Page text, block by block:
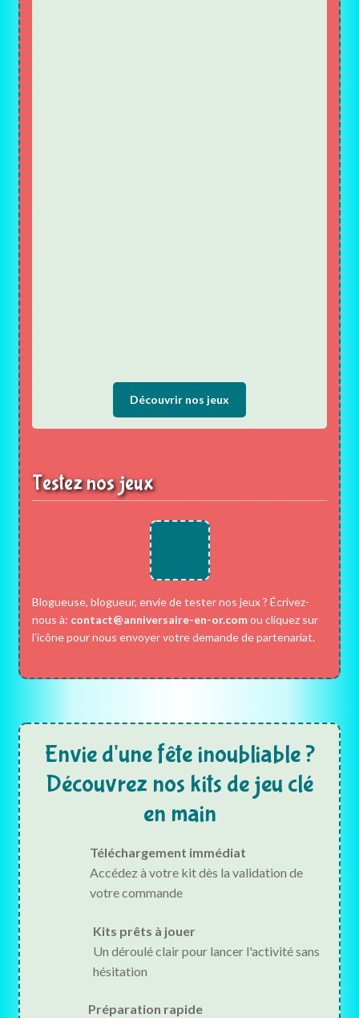
Découvrir nos jeux
Testez nos jeux
Blogueuse, blogueur, envie de tester nos jeux ? Écrivez-
nous à: contact@anniversaire-en-or.comou cliquez sur
l'icône pour nous envoyer votre demande de partenariat.
Envie d'une fête inoubliable ?
Découvrez nos kits de jeu clé
en main
Téléchargement immédiat
Accédez à votre kit dès la validation de
votre commande
Kits prêts à jouer
Un déroulé clair pour lancer l'activité sans
hésitation
Préparation rapide